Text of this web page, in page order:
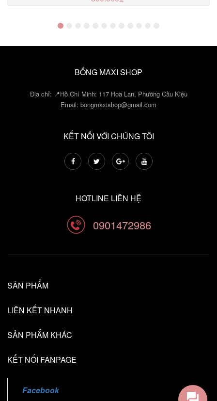
BỐNG MAXI SHOP
Địa chỉ: 📍Hồ Chí Minh: 117 Hoa Lan, Phường Cầu Kiệu
Email: bongmaxishop@gmail.com
KẾT NỐI VỚI CHÚNG TÔI
HOTLINE LIÊN HỆ
0901472986
SẢN PHẨM
LIÊN KẾT NHANH
SẢN PHẨM KHÁC
KẾT NỐI FANPAGE
Facebook